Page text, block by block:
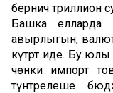
берничә триллион
Башка елларда
авырлыгын,
күтәртә иде. Бу
чөнки импорт
түнтәрелеше